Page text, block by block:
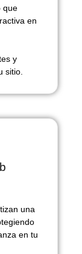
que
en
y
sitio.
una
en tu